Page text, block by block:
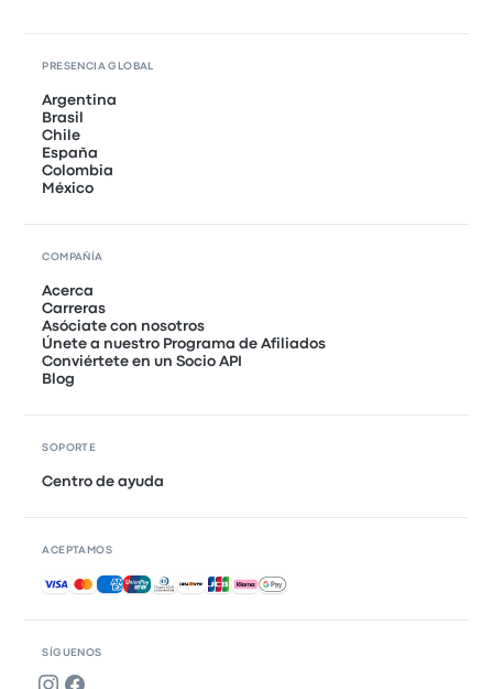
SÍGUENOS
PRESENCIA GLOBAL
Argentina
Brasil
Chile
España
Colombia
México
COMPAÑÍA
Acerca
Carreras
Asóciate con nosotros
Únete a nuestro Programa de Afiliados
Conviértete en un Socio API
Blog
SOPORTE
Centro de ayuda
ACEPTAMOS
Pagos aceptados